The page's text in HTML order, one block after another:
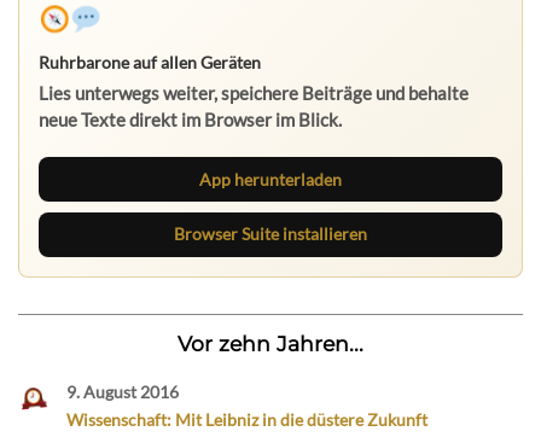
Ruhrbarone auf allen Geräten
Lies unterwegs weiter, speichere Beiträge und behalte
neue Texte direkt im Browser im Blick.
App herunterladen
Browser Suite installieren
Vor zehn Jahren...
9. August 2016
Wissenschaft: Mit Leibniz in die düstere Zukunft